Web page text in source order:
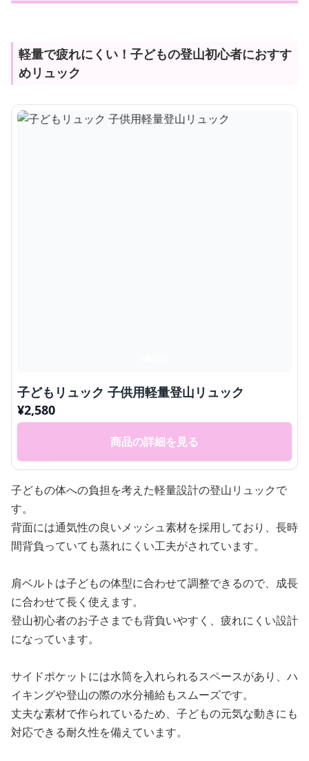
軽量で疲れにくい！子どもの登山初心者におすす
めリュック
子どもリュック 子供用軽量登山リュック
¥2,580
商品の詳細を見る
子どもの体への負担を考えた軽量設計の登山リュックで
す。
背面には通気性の良いメッシュ素材を採用しており、長時
間背負っていても蒸れにくい工夫がされています。
肩ベルトは子どもの体型に合わせて調整できるので、成長
に合わせて長く使えます。
登山初心者のお子さまでも背負いやすく、疲れにくい設計
になっています。
サイドポケットには水筒を入れられるスペースがあり、ハ
イキングや登山の際の水分補給もスムーズです。
丈夫な素材で作られているため、子どもの元気な動きにも
対応できる耐久性を備えています。